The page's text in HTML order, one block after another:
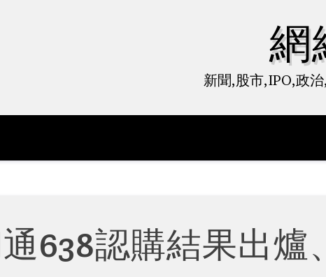
網
新聞,股市,IPO,政
638認購結果出爐